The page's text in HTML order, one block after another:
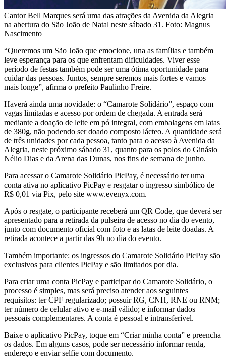
Cantor Bell Marques será uma das atrações da Avenida da Alegria
na abertura do São João de Natal neste sábado 31. Foto: Magnus
Nascimento
“Queremos um São João que emocione, una as famílias e também
leve esperança para os que enfrentam dificuldades. Viver esse
período de festas também pode ser uma ótima oportunidade para
cuidar das pessoas. Juntos, sempre seremos mais fortes e vamos
mais longe”, afirma o prefeito Paulinho Freire.
Haverá ainda uma novidade: o “Camarote Solidário”, espaço com
vagas limitadas e acesso por ordem de chegada. A entrada será
mediante a doação de leite em pó integral, com embalagens em latas
de 380g, não podendo ser doado composto lácteo. A quantidade será
de três unidades por cada pessoa, tanto para o acesso à Avenida da
Alegria, neste próximo sábado 31, quanto para os polos do Ginásio
Nélio Dias e da Arena das Dunas, nos fins de semana de junho.
Para acessar o Camarote Solidário PicPay, é necessário ter uma
conta ativa no aplicativo PicPay e resgatar o ingresso simbólico de
R$ 0,01 via Pix, pelo site www.evenyx.com.
Após o resgate, o participante receberá um QR Code, que deverá ser
apresentado para a retirada da pulseira de acesso no dia do evento,
junto com documento oficial com foto e as latas de leite doadas. A
retirada acontece a partir das 9h no dia do evento.
Também importante: os ingressos do Camarote Solidário PicPay são
exclusivos para clientes PicPay e são limitados por dia.
Para criar uma conta PicPay e participar do Camarote Solidário, o
processo é simples, mas será preciso atender aos seguintes
requisitos: ter CPF regularizado; possuir RG, CNH, RNE ou RNM;
ter número de celular ativo e e-mail válido; e informar dados
pessoais complementares. A conta é pessoal e intransferível.
Baixe o aplicativo PicPay, toque em “Criar minha conta” e preencha
os dados. Em alguns casos, pode ser necessário informar renda,
endereço e enviar selfie com documento.